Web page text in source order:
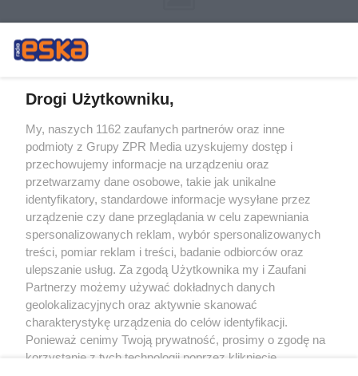
Żaden utwór zamieszczony w serwisie nie może być powielany i
rozpowszechniany lub dalej rozpowszechniany w jakikolwiek sposób (w
tym także elektroniczny lub mechaniczny) na jakimkolwiek polu
eksploatacji w jakiejkolwiek formie, włącznie z umieszczaniem w Internecie
bez pisemnej zgody właściciela praw. Jakiekolwiek użycie lub
wykorzystanie utworów w całości lub w części z naruszeniem prawa, tzn.
bez właściwej zgody, jest zabronione pod groźbą kary i może być ścigane
prawnie.
O nas
Drogi Użytkowniku,
My, naszych 1162 zaufanych partnerów oraz inne
podmioty z Grupy ZPR Media uzyskujemy dostęp i
przechowujemy informacje na urządzeniu oraz
przetwarzamy dane osobowe, takie jak unikalne
identyfikatory, standardowe informacje wysyłane przez
urządzenie czy dane przeglądania w celu zapewniania
spersonalizowanych reklam, wybór spersonalizowanych
treści, pomiar reklam i treści, badanie odbiorców oraz
ulepszanie usług. Za zgodą Użytkownika my i Zaufani
Partnerzy możemy używać dokładnych danych
geolokalizacyjnych oraz aktywnie skanować
charakterystykę urządzenia do celów identyfikacji.
Ponieważ cenimy Twoją prywatność, prosimy o zgodę na
korzystanie z tych technologii poprzez kliknięcie